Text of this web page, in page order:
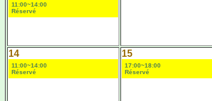
11:00~14:00
Réservé
14
11:00~14:00
Réservé
15
17:00~18:00
Réservé